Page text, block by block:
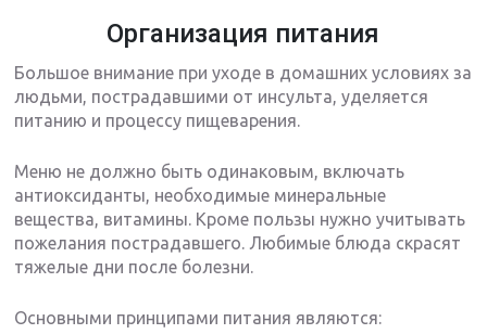
Организация питания
Большое внимание при уходе в домашних условиях за
людьми, пострадавшими от инсульта, уделяется
питанию и процессу пищеварения.
Меню не должно быть одинаковым, включать
антиоксиданты, необходимые минеральные
вещества, витамины. Кроме пользы нужно учитывать
пожелания пострадавшего. Любимые блюда скрасят
тяжелые дни после болезни.
Основными принципами питания являются: